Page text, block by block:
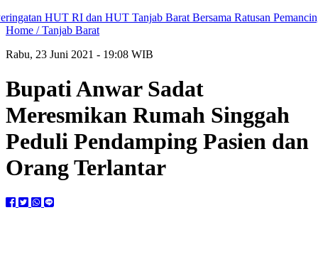
HUT RI dan HUT Tanjab Barat Bersama Ratusan Pemancing
Home /Tanjab Barat
Rabu, 23 Juni 2021 - 19:08 WIB
Bupati Anwar Sadat
Meresmikan Rumah Singgah
Peduli Pendamping Pasien dan
Orang Terlantar